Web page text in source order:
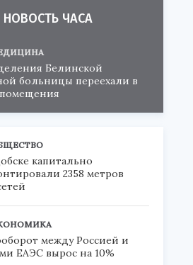
НОВОСТЬ ЧАСА
Белинской
больницы переехали в
капитально
2358 метров
между Россией и
ЕАЭС вырос на 10%